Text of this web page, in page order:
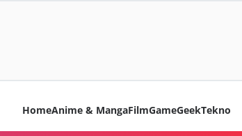
HomeAnime & MangaFilmGameGeekTekno